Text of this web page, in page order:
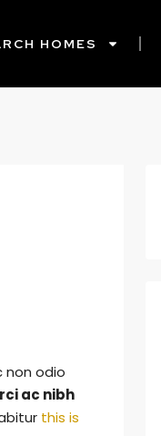
HOMES
non odio
ac nibh
this is